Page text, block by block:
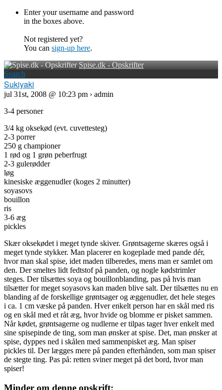
Enter your username and password
in the boxes above.
Not registered yet?
You can sign-up here.
Spise.dk - Opskrifter
Search
Sukiyaki
jul 31st, 2008 @ 10:23 pm › admin
3-4 personer
3/4 kg oksekød (evt. cuvettesteg)
2-3 porrer
250 g championer
1 rød og 1 grøn peberfrugt
2-3 gulerødder
løg
kinesiske æggenudler (koges 2 minutter)
soyasovs
bouillon
ris
3-6 æg
pickles
Skær oksekødet i meget tynde skiver. Grøntsagerne skæres også i
meget tynde stykker. Man placerer en kogeplade med pande dér,
hvor man skal spise, idet maden tilberedes, mens man er samlet om
den. Der smeltes lidt fedtstof på panden, og nogle kødstrimler
steges. Der tilsættes soya og bouillonblanding, pas på hvis man
tilsætter for meget soyasovs kan maden blive salt. Der tilsættes nu en
blanding af de forskellige grøntsager og æggenudler, det hele steges
i ca. 1 cm væske på panden. Hver enkelt person har en skål med ris
og en skål med et råt æg, hvor hvide og blomme er pisket sammen.
Når kødet, grøntsagerne og nudlerne er tilpas tager hver enkelt med
sine spisepinde de ting, som man ønsker at spise. Det, man ønsker at
spise, dyppes ned i skålen med sammenpisket æg. Man spiser
pickles til. Der lægges mere på panden efterhånden, som man spiser
de stegte ting. Pas på: retten sviner meget på det bord, hvor man
spiser!
Minder om denne opskrift: